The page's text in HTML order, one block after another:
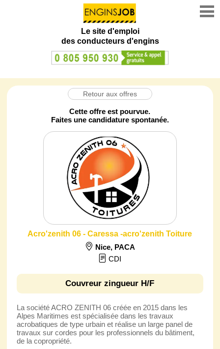
Le site d'emploi
des conducteurs d'engins
Retour aux offres
Cette offre est pourvue.
Faites une candidature spontanée.
Acro'zenith 06 - Caressa -acro'zenith Toiture
Nice, PACA
CDI
Couvreur zingueur H/F
La société ACRO ZENITH 06 créée en 2015 dans les
Alpes Maritimes est spécialisée dans les travaux
acrobatiques de type urbain et réalise un large panel de
travaux sur cordes pour les professionnels du bâtiment,
de la copropriété.